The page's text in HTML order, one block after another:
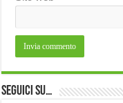
Seguici su…